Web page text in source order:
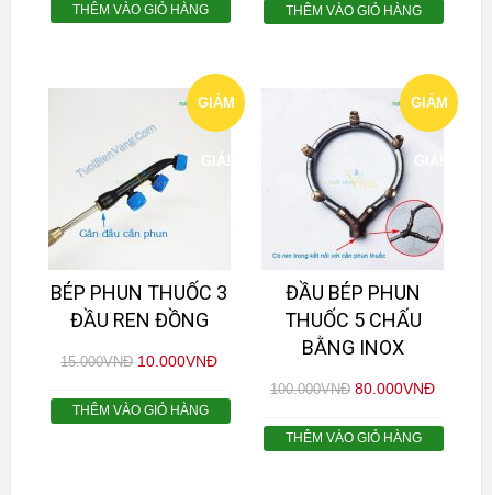
THÊM VÀO GIỎ HÀNG THÊM VÀO GIỎ HÀNG
GIẢM
GIÁ!
BÉP PHUN THUỐC 3
ĐẦU REN ĐỒNG
15.000VNĐ 10.000VNĐ
THÊM VÀO GIỎ HÀNG
GIẢM
ĐẦU BÉP PHUN
THUỐC 5 CHẤU
BẰNG INOX
100.000VNĐ 80.000VNĐ
THÊM VÀO GIỎ HÀNG